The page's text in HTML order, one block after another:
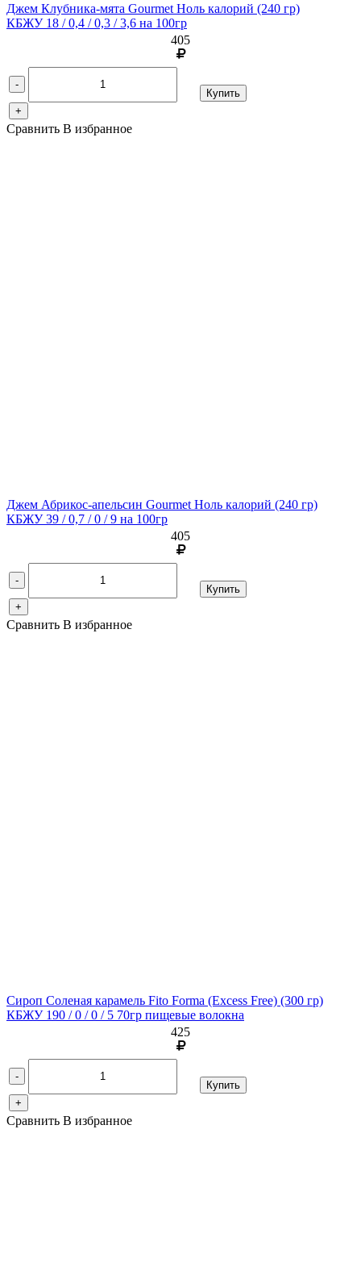
Джем Клубника-мята Gourmet Ноль калорий (240 гр)
КБЖУ 18 / 0,4 / 0,3 / 3,6 на 100гр
405
-
+
Купить
Сравнить В избранное
Джем Абрикос-апельсин Gourmet Ноль калорий (240 гр)
КБЖУ 39 / 0,7 / 0 / 9 на 100гр
405
-
+
Купить
Сравнить В избранное
Сироп Соленая карамель Fito Forma (Excess Free) (300 гр)
КБЖУ 190 / 0 / 0 / 5 70гр пищевые волокна
425
-
+
Купить
Сравнить В избранное